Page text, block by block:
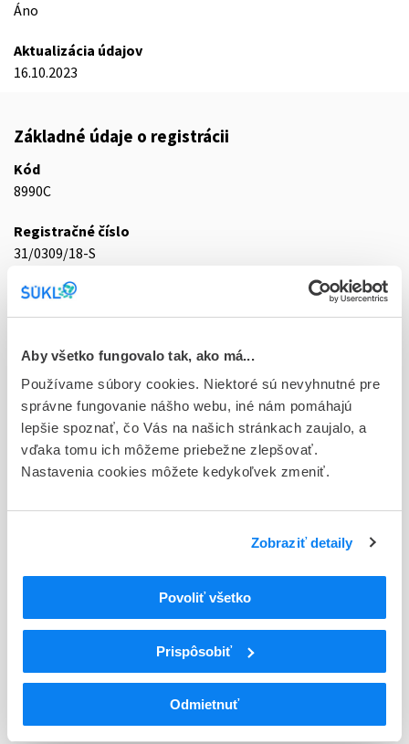
Aby všetko fungovalo tak, ako má...
Používame súbory cookies. Niektoré sú nevyhnutné pre
správne fungovanie nášho webu, iné nám pomáhajú
lepšie spoznať, čo Vás na našich stránkach zaujalo, a
vďaka tomu ich môžeme priebežne zlepšovať.
Nastavenia cookies môžete kedykoľvek zmeniť.
Zobraziť detaily
Povoliť všetko
Prispôsobiť
Odmietnuť
Áno
Aktualizácia údajov
16.10.2023
Základné údaje o registrácii
Kód
8990C
Registračné číslo
31/0309/18-S
Doplnok
tbl 28x10 mg/20 mg (blis.PVC/Al/OPA/Al)
Stav
D - Registrácia bez obmedzenia platnosti
Typ registračnej procedúry
Decentralizovaná
Držiteľ, krajina
KARDIOVASKULÁRNY SYSTÉM
HYPOLIPIDEMIKÁ
Kombinácie rôznych liečiv upravujúcich
hladinu lipidov
C10BA02
Simvastatín a ezetimib